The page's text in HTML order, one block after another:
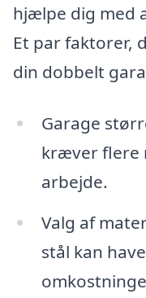
hjælpe dig med
Et par faktorer,
din dobbelt
Garage
kræver flere
arbejde.
Valg af
stål kan